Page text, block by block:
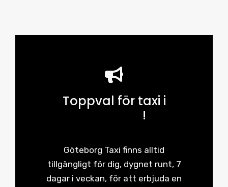
Toppval för taxi i
!
Göteborg Taxi finns alltid
tillgängligt för dig, dygnet runt, 7
dagar i veckan, för att erbjuda en